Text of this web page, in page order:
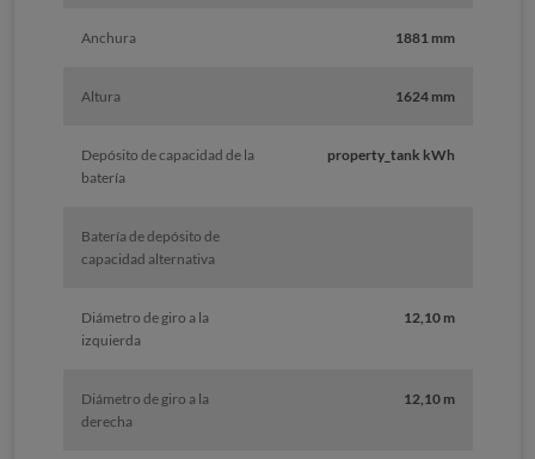
Anchura 1881 mm
Altura 1624 mm
Depósito de capacidad de la
batería
property_tank kWh
Batería de depósito de
capacidad alternativa
Diámetro de giro a la
izquierda
12,10 m
Diámetro de giro a la
derecha
12,10 m